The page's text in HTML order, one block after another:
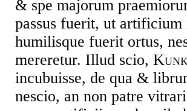
& spe majorum
passus fuerit, ut artificium
humilisque fuerit ortus,
mereretur. Illud scio,
incubuisse, de qua &
nescio, an non patre